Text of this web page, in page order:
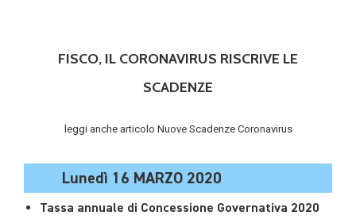
FISCO, IL CORONAVIRUS RISCRIVE LE
SCADENZE
leggi anche articolo Nuove Scadenze Coronavirus
Lunedì 16 MARZO 2020
Tassa annuale di Concessione Governativa 2020